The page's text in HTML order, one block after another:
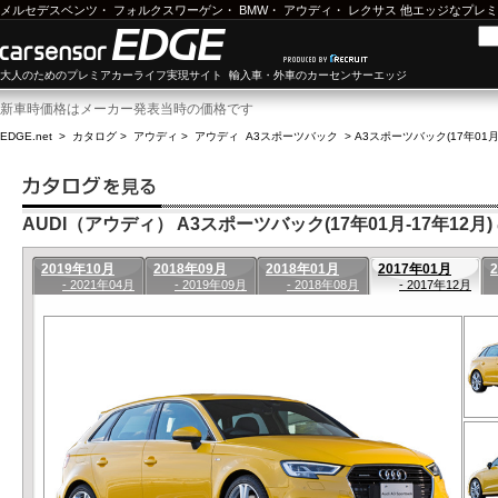
メルセデスベンツ ・ フォルクスワーゲン ・ BMW・ アウディ ・ レクサス 他エッジなプレ
大人のためのプレミアカーライフ実現サイト 輸入車・外車のカーセンサーエッジ
新車時価格はメーカー発表当時の価格です
EDGE.net > カタログ > アウディ > アウディ A3スポーツバック > A3スポーツバック(17年01
AUDI（アウディ） A3スポーツバック(17年01月-17年12月)
2019年10月
- 2021年04月
2018年09月
- 2019年09月
2018年01月
- 2018年08月
2017年01月
- 2017年12月